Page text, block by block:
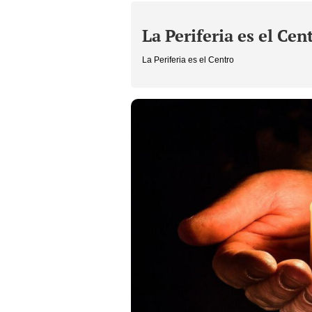
La Periferia es el
La Periferia es el Centro